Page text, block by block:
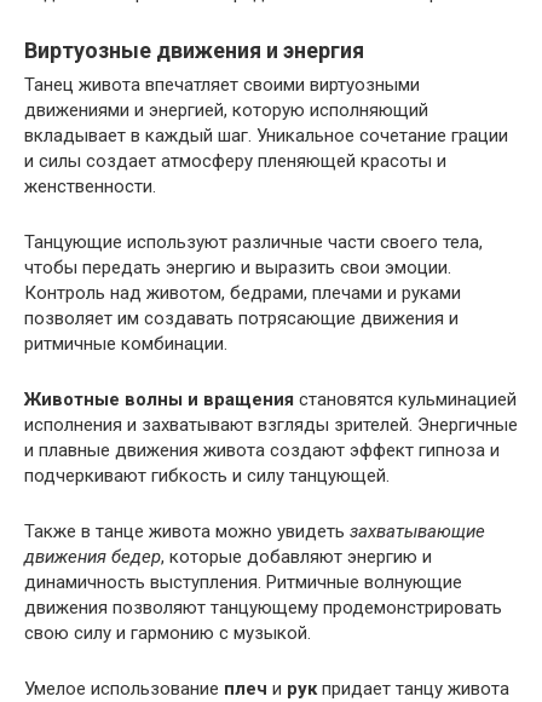
Виртуозные движения и энергия
Танец живота впечатляет своими виртуозными
движениями и энергией, которую исполняющий
вкладывает в каждый шаг. Уникальное сочетание грации
и силы создает атмосферу пленяющей красоты и
женственности.
Танцующие используют различные части своего тела,
чтобы передать энергию и выразить свои эмоции.
Контроль над животом, бедрами, плечами и руками
позволяет им создавать потрясающие движения и
ритмичные комбинации.
Животные волны и вращения становятся кульминацией
исполнения и захватывают взгляды зрителей. Энергичные
и плавные движения живота создают эффект гипноза и
подчеркивают гибкость и силу танцующей.
Также в танце живота можно увидеть захватывающие
движения бедер, которые добавляют энергию и
динамичность выступления. Ритмичные волнующие
движения позволяют танцующему продемонстрировать
свою силу и гармонию с музыкой.
Умелое использование плеч и рукпридает танцу живота